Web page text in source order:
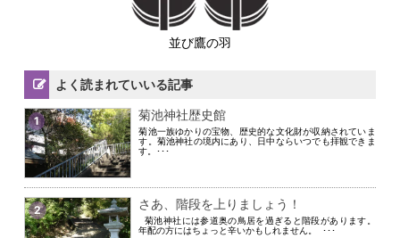
並び鷹の羽
よく読まれていいる記事
1 菊池神社歴史館
菊池一族ゆかりの宝物、歴史的な文化財が収納されていま
す。菊池神社の境内にあり、日中ならいつでも拝観できま
す。･･･
2 さあ、階段を上りましょう！
菊池神社には参道奥の鳥居を過ぎると階段があります。
年配の方にはちょっと辛いかもしれません。 ･･･